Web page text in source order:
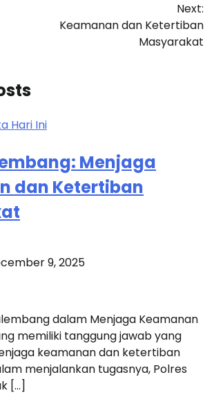
Next:
Keamanan dan Ketertiban
Masyarakat
Hari Ini
Menjaga
dan Ketertiban
9, 2025
dalam Menjaga Keamanan
memiliki tanggung jawab yang
keamanan dan ketertiban
menjalankan tugasnya, Polres
[…]